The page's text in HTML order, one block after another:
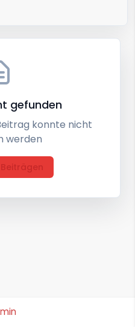
gefunden
konnte nicht
werden